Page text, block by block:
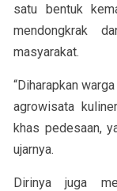
satu bentuk
mendongkrak
masyarakat.
“Diharapkan
agrowisata
khas pedesaan,
ujarnya.
Dirinya juga